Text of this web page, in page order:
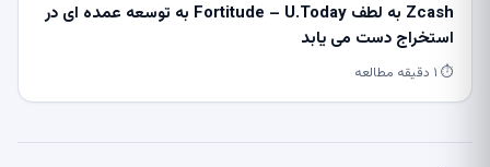
Zcash به لطف Fortitude – U.Today به توسعه عمده ای در
استخراج دست می یابد
⏱ ۱ دقیقه مطالعه